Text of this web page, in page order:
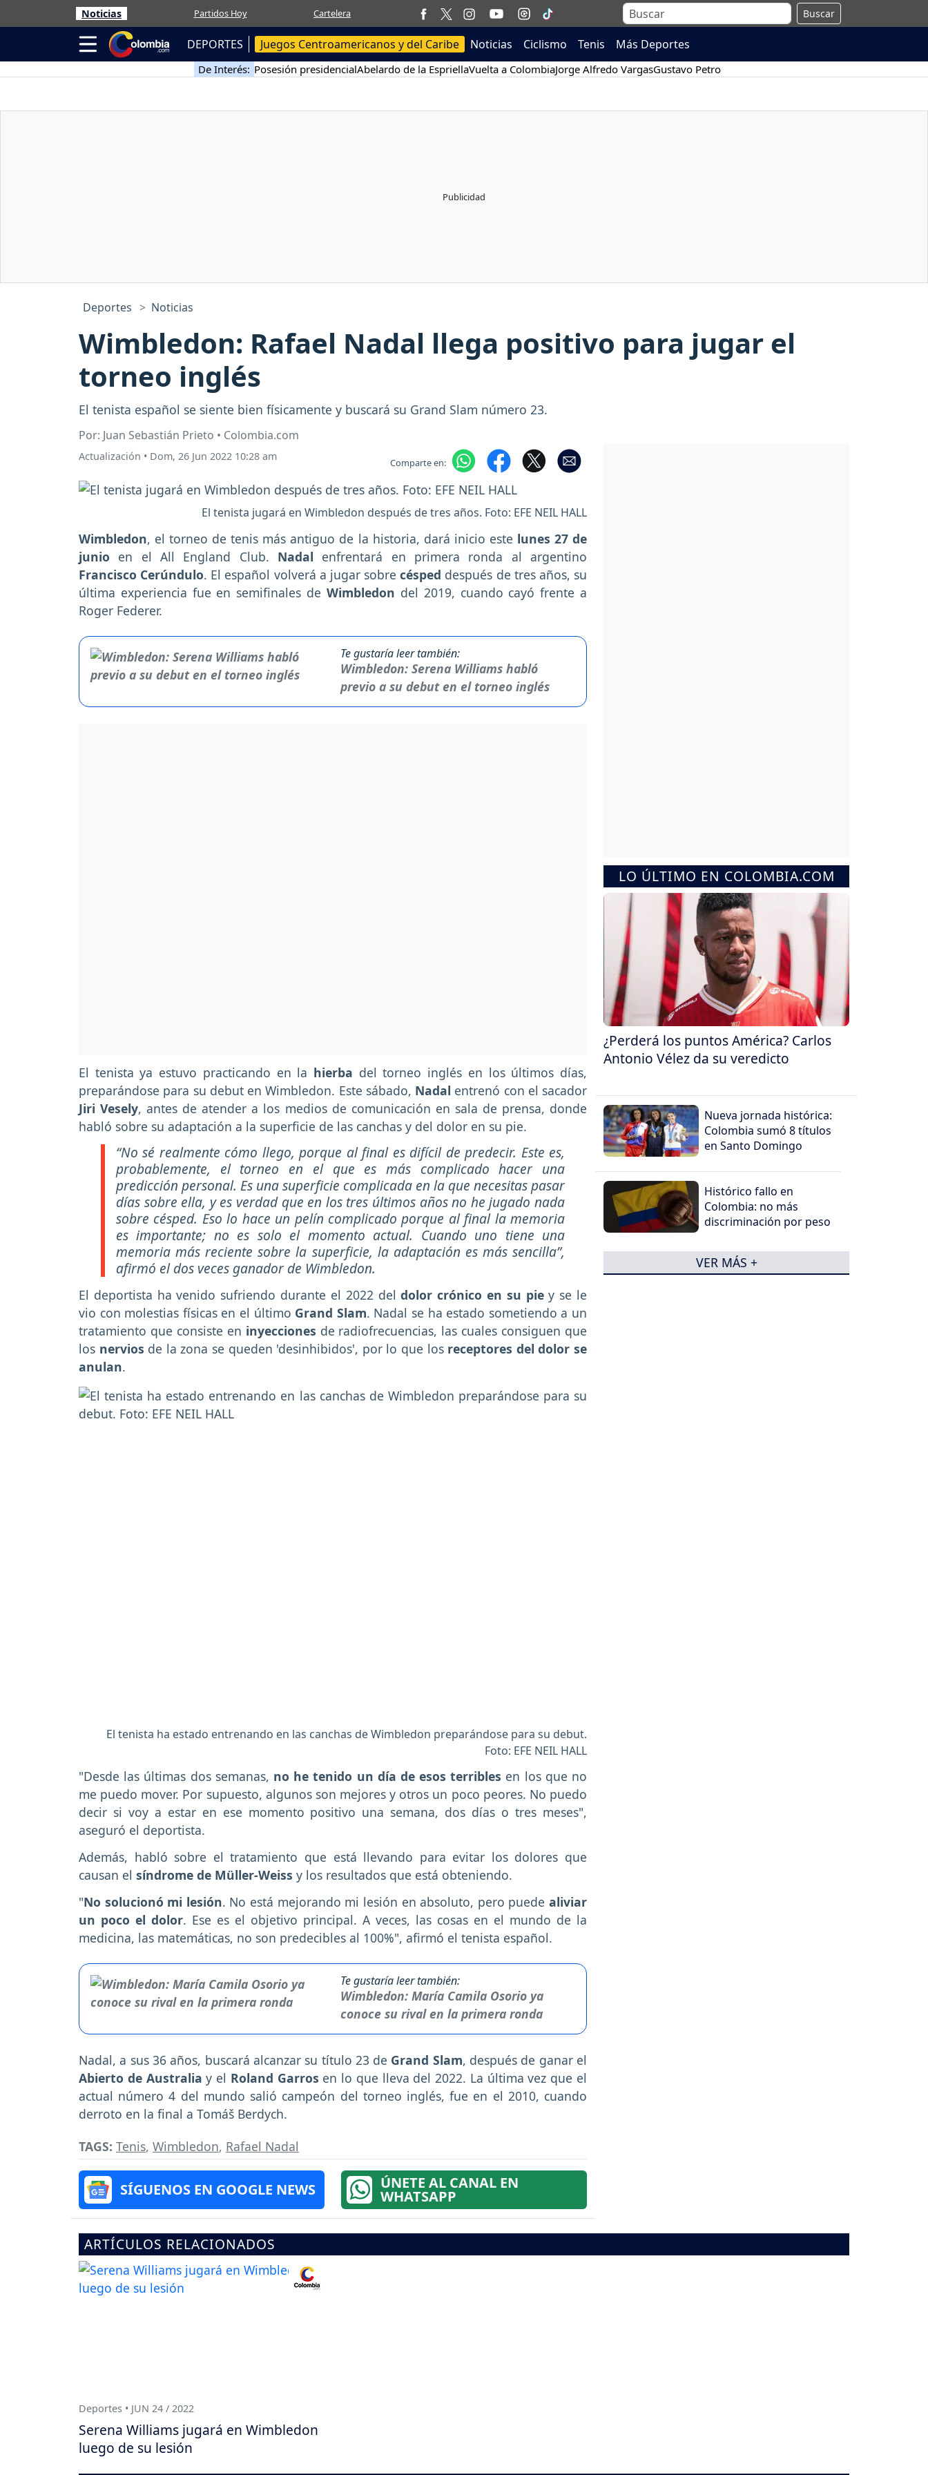
Noticias Partidos Hoy Cartelera Buscar
DEPORTES Juegos Centroamericanos y del Caribe Noticias Ciclismo Tenis Más Deportes
De Interés: Posesión presidencialAbelardo de la EspriellaVuelta a ColombiaJorge Alfredo VargasGustavo Petro
Deportes Noticias
Wimbledon: Rafael Nadal llega positivo para jugar el
torneo inglés
El tenista español se siente bien físicamente y buscará su Grand Slam número 23.
Por: Juan Sebastián Prieto • Colombia.com
Actualización • Dom, 26 Jun 2022 10:28 am Comparte en:
El tenista jugará en Wimbledon después de tres años. Foto: EFE NEIL HALL
Wimbledon, el torneo de tenis más antiguo de la historia, dará inicio este lunes 27 de
junio en el All England Club. Nadal enfrentará en primera ronda al argentino
Francisco Cerúndulo. El español volverá a jugar sobrecésped después de tres años, su
última experiencia fue en semifinales de Wimbledon del 2019, cuando cayó frente a
Roger Federer.
Te gustaría leer también:
Wimbledon: Serena Williams habló
previo a su debut en el torneo inglés
El tenista ya estuvo practicando en la hierba del torneo inglés en los últimos días,
preparándose para su debut en Wimbledon. Este sábado, Nadal entrenó con el sacador
Jiri Vesely, antes de atender a los medios de comunicación en sala de prensa, donde
habló sobre su adaptación a la superficie de las canchas y del dolor en su pie.
“No sé realmente cómo llego, porque al final es difícil de predecir. Este es,
probablemente, el torneo en el que es más complicado hacer una
predicción personal. Es una superficie complicada en la que necesitas pasar
días sobre ella, y es verdad que en los tres últimos años no he jugado nada
sobre césped. Eso lo hace un pelín complicado porque al final la memoria
es importante; no es solo el momento actual. Cuando uno tiene una
memoria más reciente sobre la superficie, la adaptación es más sencilla”,
afirmó el dos veces ganador de Wimbledon.
El deportista ha venido sufriendo durante el 2022 deldolor crónico en su piey se le
vio con molestias físicas en el último Grand Slam. Nadal se ha estado sometiendo a un
tratamiento que consiste en inyecciones de radiofrecuencias, las cuales consiguen que
los nervios de la zona se queden 'desinhibidos', por lo que los receptores del dolor se
anulan.
El tenista ha estado entrenando en las canchas de Wimbledon preparándose para su debut.
Foto: EFE NEIL HALL
"Desde las últimas dos semanas, no he tenido un día de esos terribles en los que no
me puedo mover. Por supuesto, algunos son mejores y otros un poco peores. No puedo
decir si voy a estar en ese momento positivo una semana, dos días o tres meses",
aseguró el deportista.
Además, habló sobre el tratamiento que está llevando para evitar los dolores que
causan el síndrome de Müller-Weiss y los resultados que está obteniendo.
"No solucionó mi lesión. No está mejorando mi lesión en absoluto, pero puedealiviar
un poco el dolor. Ese es el objetivo principal. A veces, las cosas en el mundo de la
medicina, las matemáticas, no son predecibles al 100%", afirmó el tenista español.
Te gustaría leer también:
Wimbledon: María Camila Osorio ya
conoce su rival en la primera ronda
Nadal, a sus 36 años, buscará alcanzar su título 23 de Grand Slam, después de ganar el
Abierto de Australia y el Roland Garros en lo que lleva del 2022. La última vez que el
actual número 4 del mundo salió campeón del torneo inglés, fue en el 2010, cuando
derroto en la final a Tomáš Berdych.
TAGS: Tenis, Wimbledon, Rafael Nadal
SÍGUENOS EN GOOGLE NEWS ÚNETE AL CANAL EN
WHATSAPP
LO ÚLTIMO EN COLOMBIA.COM
¿Perderá los puntos América? Carlos
Antonio Vélez da su veredicto
Nueva jornada histórica:
Colombia sumó 8 títulos
en Santo Domingo
Histórico fallo en
Colombia: no más
discriminación por peso
VER MÁS +
ARTÍCULOS RELACIONADOS
Deportes • JUN 24 / 2022
Serena Williams jugará en Wimbledon
luego de su lesión